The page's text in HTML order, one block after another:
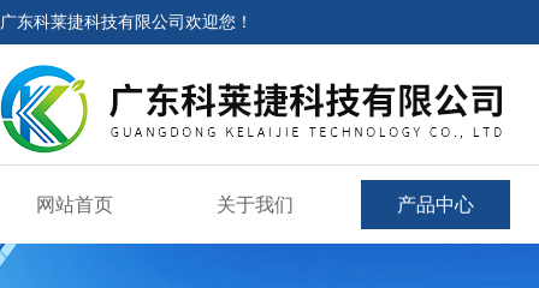
广东科莱捷科技有限公司欢迎您！
网站首页 关于我们 产品中心